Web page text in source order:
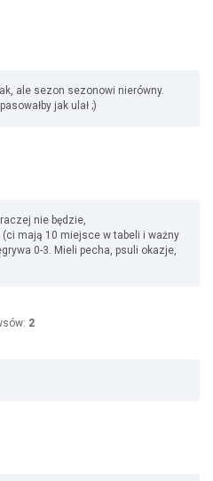
ale sezon sezonowi nierówny.
jak ulał ;)
nie będzie,
mają 10 miejsce w tabeli i ważny
0-3. Mieli pecha, psuli okazje,
2